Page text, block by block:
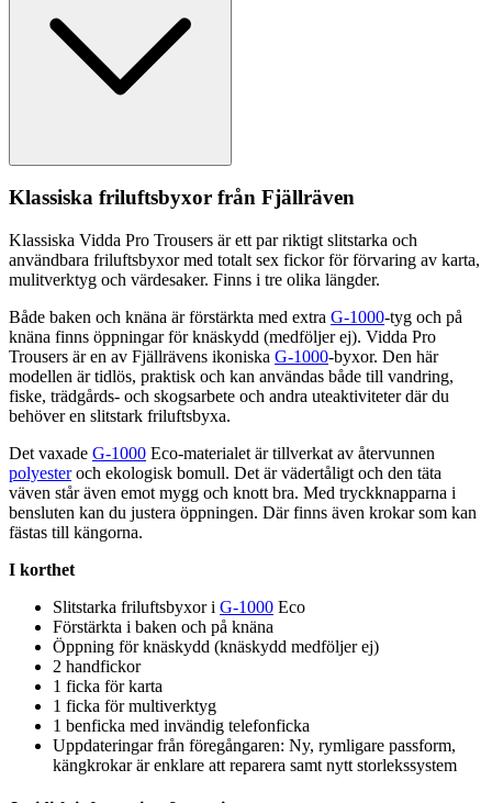
Klassiska friluftsbyxor från Fjällräven
Klassiska Vidda Pro Trousers är ett par riktigt slitstarka och
användbara friluftsbyxor med totalt sex fickor för förvaring av karta,
mulitverktyg och värdesaker. Finns i tre olika längder.
Både baken och knäna är förstärkta med extra G-1000-tyg och på
knäna finns öppningar för knäskydd (medföljer ej). Vidda Pro
Trousers är en av Fjällrävens ikoniska G-1000-byxor. Den här
modellen är tidlös, praktisk och kan användas både till vandring,
fiske, trädgårds- och skogsarbete och andra uteaktiviteter där du
behöver en slitstark friluftsbyxa.
Det vaxade G-1000 Eco-materialet är tillverkat av återvunnen
polyesteroch ekologisk bomull. Det är vädertåligt och den täta
väven står även emot mygg och knott bra. Med tryckknapparna i
bensluten kan du justera öppningen. Där finns även krokar som kan
fästas till kängorna.
I korthet
Slitstarka friluftsbyxor i G-1000 Eco
Förstärkta i baken och på knäna
Öppning för knäskydd (knäskydd medföljer ej)
2 handfickor
1 ficka för karta
1 ficka för multiverktyg
1 benficka med invändig telefonficka
Uppdateringar från föregångaren: Ny, rymligare passform,
kängkrokar är enklare att reparera samt nytt storlekssystem